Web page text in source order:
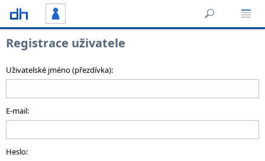
Registrace uživatele
Uživatelské jméno (přezdívka):
E-mail:
Heslo: